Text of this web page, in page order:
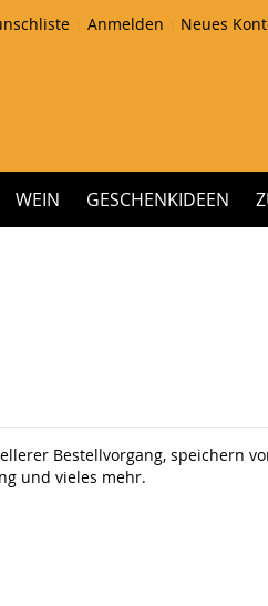
Anmelden Neues
WEIN GESCHENKIDEEN
Bestellvorgang, speichern
und vieles mehr.